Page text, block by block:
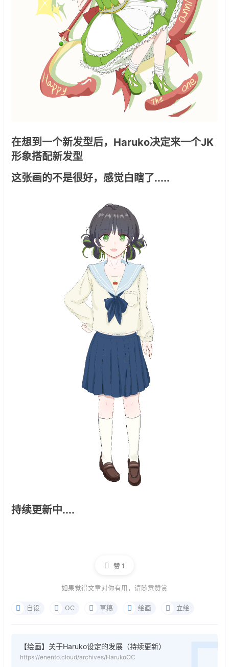
在想到一个新发型后，Haruko决定来一个JK
形象搭配新发型
这张画的不是很好，感觉白瞎了.....
持续更新中....
赞1
如果觉得文章对你有用，请随意赞赏
自设 OC 草稿 绘画 立绘
【绘画】关于Haruko设定的发展（持续更新）
https://enento.cloud/archives/HarukoOC